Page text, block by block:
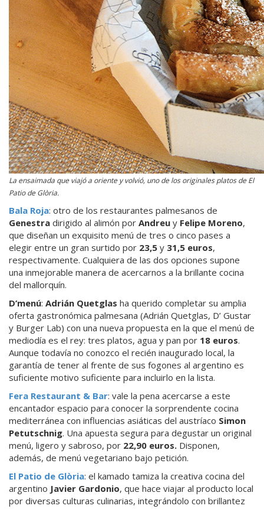
La ensaimada que viajó a oriente y volvió, uno de los originales platos de El
Patio de Glòria.
Bala Roja: otro de los restaurantes palmesanos de
Genestra dirigido al alimón por Andreu y Felipe Moreno,
que diseñan un exquisito menú de tres o cinco pases a
elegir entre un gran surtido por 23,5 y 31,5 euros,
respectivamente. Cualquiera de las dos opciones supone
una inmejorable manera de acercarnos a la brillante cocina
del mallorquín.
D’menú: Adrián Quetglas ha querido completar su amplia
oferta gastronómica palmesana (Adrián Quetglas, D’ Gustar
y Burger Lab) con una nueva propuesta en la que el menú de
mediodía es el rey: tres platos, agua y pan por 18 euros.
Aunque todavía no conozco el recién inaugurado local, la
garantía de tener al frente de sus fogones al argentino es
suficiente motivo suficiente para incluirlo en la lista.
Fera Restaurant & Bar: vale la pena acercarse a este
encantador espacio para conocer la sorprendente cocina
mediterránea con influencias asiáticas del austríaco Simon
Petutschnig. Una apuesta segura para degustar un original
menú, ligero y sabroso, por 22,90 euros. Disponen,
además, de menú vegetariano bajo petición.
El Patio de Glòria: el kamado tamiza la creativa cocina del
argentino Javier Gardonio, que hace viajar al producto local
por diversas culturas culinarias, integrándolo con brillantez